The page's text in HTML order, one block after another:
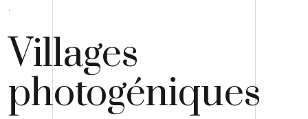
.
Villages
photogéniques